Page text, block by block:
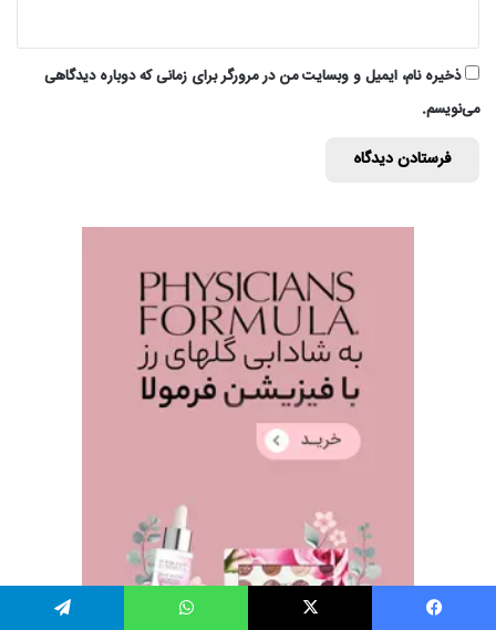
ذخیره نام، ایمیل و وبسایت من در مرورگر برای زمانی که دوباره دیدگاهی
می‌نویسم.